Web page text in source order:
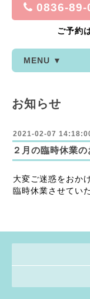
0836-89-
ご予約
MENU ▼
お知らせ
2021-02-07
２月の臨時休業
大変ご迷惑をおか
臨時休業させてい